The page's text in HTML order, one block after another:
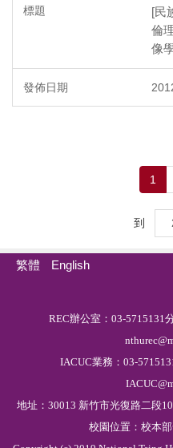
[民
倫
像
1
到
繁體 English
REC辦公室：03-5715131
IACUC業務：03-
地址：30013 新竹市光復路二段
校園位置：校本